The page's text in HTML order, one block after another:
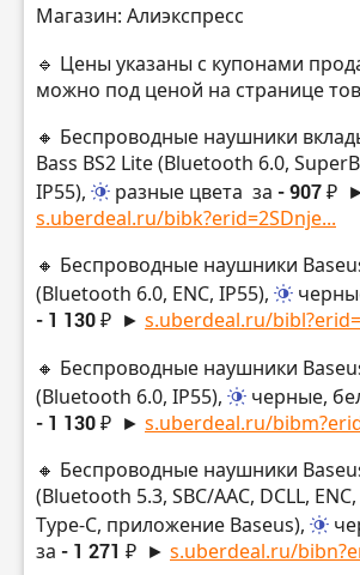
Магазин: Алиэкспресс
🔹 Цены указаны с купонами
можно под ценой на странице
🔸 Беспроводные наушники
Bass BS2 Lite (Bluetooth 6.0,
IP55),
разные цвета за - 907 ₽
s.uberdeal.ru/bibk?erid=2SDnje...
🔸 Беспроводные наушники
(Bluetooth 6.0, ENC, IP55),
- 1 130 ₽ ► s.uberdeal.ru/
🔸 Беспроводные наушники
(Bluetooth 6.0, IP55),
черные,
- 1 130 ₽ ► s.uberdeal.ru/
🔸 Беспроводные наушники
(Bluetooth 5.3, SBC/AAC, DCLL,
Type-C, приложение Baseus),
за - 1 271 ₽ ► s.uberdeal.ru/